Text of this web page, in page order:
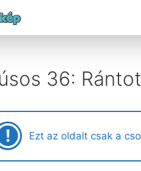
36:
Ezt az oldalt csak a